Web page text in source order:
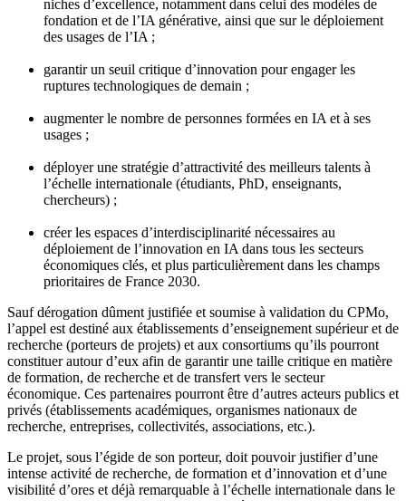
niches d’excellence, notamment dans celui des modèles de
fondation et de l’IA générative, ainsi que sur le déploiement
des usages de l’IA ;
garantir un seuil critique d’innovation pour engager les
ruptures technologiques de demain ;
augmenter le nombre de personnes formées en IA et à ses
usages ;
déployer une stratégie d’attractivité des meilleurs talents à
l’échelle internationale (étudiants, PhD, enseignants,
chercheurs) ;
créer les espaces d’interdisciplinarité nécessaires au
déploiement de l’innovation en IA dans tous les secteurs
économiques clés, et plus particulièrement dans les champs
prioritaires de France 2030.
Sauf dérogation dûment justifiée et soumise à validation du CPMo,
l’appel est destiné aux établissements d’enseignement supérieur et de
recherche (porteurs de projets) et aux consortiums qu’ils pourront
constituer autour d’eux afin de garantir une taille critique en matière
de formation, de recherche et de transfert vers le secteur
économique. Ces partenaires pourront être d’autres acteurs publics et
privés (établissements académiques, organismes nationaux de
recherche, entreprises, collectivités, associations, etc.).
Le projet, sous l’égide de son porteur, doit pouvoir justifier d’une
intense activité de recherche, de formation et d’innovation et d’une
visibilité d’ores et déjà remarquable à l’échelle internationale dans le